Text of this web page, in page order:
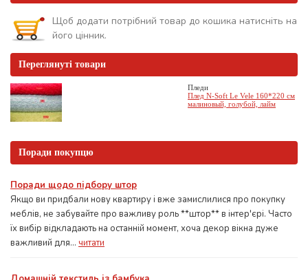
Щоб додати потрібний товар до кошика натисніть на
його цінник.
Переглянуті товари
Пледи
Плед N-Soft Le Vele 160*220 см
малиновый, голубой, лайм
Поради покупцю
Поради щодо підбору штор
Якщо ви придбали нову квартиру і вже замислилися про покупку
меблів, не забувайте про важливу роль **штор** в інтер'єрі. Часто
їх вибір відкладають на останній момент, хоча декор вікна дуже
важливий для... читати